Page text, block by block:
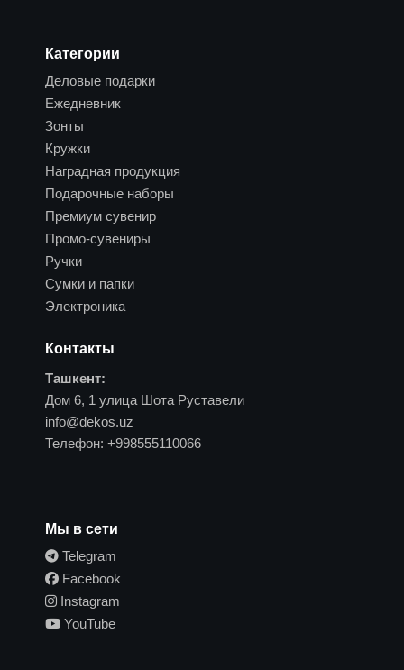
Категории
Деловые подарки
Ежедневник
Зонты
Кружки
Наградная продукция
Подарочные наборы
Премиум сувенир
Промо-сувениры
Ручки
Сумки и папки
Электроника
Контакты
Ташкент:
Дом 6, 1 улица Шота Руставели
info@dekos.uz
Телефон: +998555110066
Мы в сети
Telegram
Facebook
Instagram
YouTube